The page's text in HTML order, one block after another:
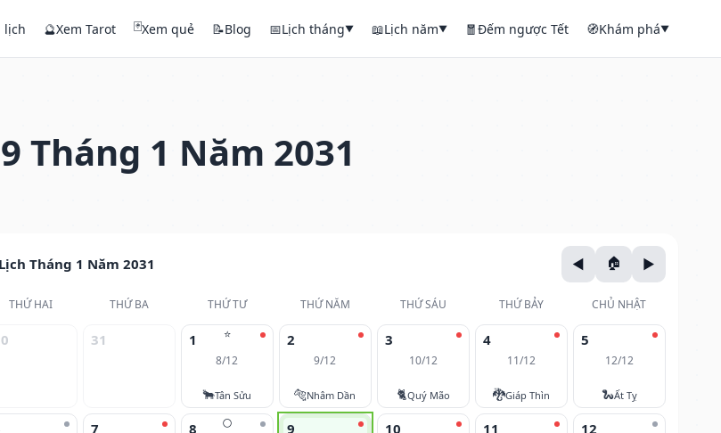
lịch 🔮Xem Tarot 🃏Xem quẻ 📝Blog 📅Lịch tháng▼ 📖Lịch năm▼ 🧧Đếm ngược Tết 🧭Khám phá▼
Tháng 1 Năm 2031
Lịch Tháng 1 Năm 2031
THỨ HAI THỨ BA THỨ TƯ THỨ NĂM THỨ SÁU THỨ BẢY CHỦ NHẬT
31 ⭐
1
8/12
🐂Tân Sửu
2
9/12
🐅Nhâm Dần
3
10/12
🐈Quý Mão
4
11/12
🐉Giáp Thìn
5
12/12
🐍Ất Tỵ
7 🌕
8 9 10 11 12